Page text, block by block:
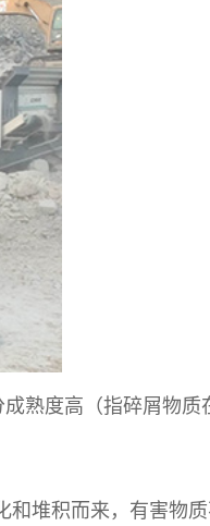
熟度高（指碎屑物质
和堆积而来，有害物